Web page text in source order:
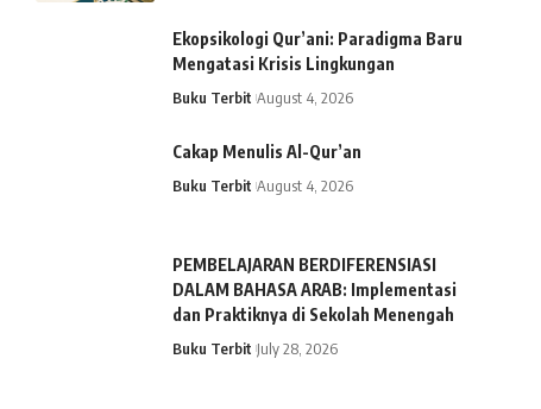
Ekopsikologi Qur’ani: Paradigma Baru
Mengatasi Krisis Lingkungan
Buku Terbit August 4, 2026
Cakap Menulis Al-Qur’an
Buku Terbit August 4, 2026
PEMBELAJARAN BERDIFERENSIASI
DALAM BAHASA ARAB: Implementasi
dan Praktiknya di Sekolah Menengah
Buku Terbit July 28, 2026